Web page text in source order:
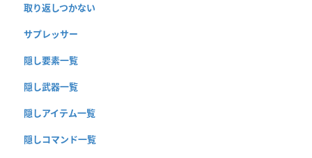
取り返しつかない
サプレッサー
隠し要素一覧
隠し武器一覧
隠しアイテム一覧
隠しコマンド一覧